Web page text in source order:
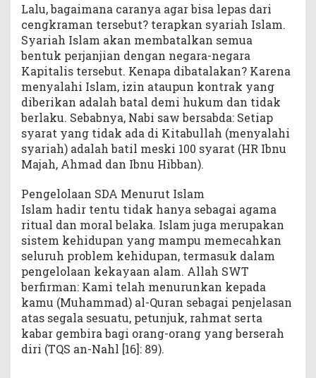
Lalu, bagaimana caranya agar bisa lepas dari
cengkraman tersebut? terapkan syariah Islam.
Syariah Islam akan membatalkan semua
bentuk perjanjian dengan negara-negara
Kapitalis tersebut. Kenapa dibatalakan? Karena
menyalahi Islam, izin ataupun kontrak yang
diberikan adalah batal demi hukum dan tidak
berlaku. Sebabnya, Nabi saw bersabda: Setiap
syarat yang tidak ada di Kitabullah (menyalahi
syariah) adalah batil meski 100 syarat (HR Ibnu
Majah, Ahmad dan Ibnu Hibban).
Pengelolaan SDA Menurut Islam
Islam hadir tentu tidak hanya sebagai agama
ritual dan moral belaka. Islam juga merupakan
sistem kehidupan yang mampu memecahkan
seluruh problem kehidupan, termasuk dalam
pengelolaan kekayaan alam. Allah SWT
berfirman: Kami telah menurunkan kepada
kamu (Muhammad) al-Quran sebagai penjelasan
atas segala sesuatu, petunjuk, rahmat serta
kabar gembira bagi orang-orang yang berserah
diri (TQS an-Nahl [16]: 89).